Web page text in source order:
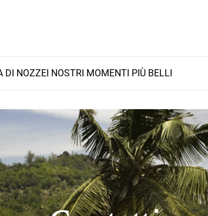
DI NOZZEI NOSTRI MOMENTI PIÙ BELLI